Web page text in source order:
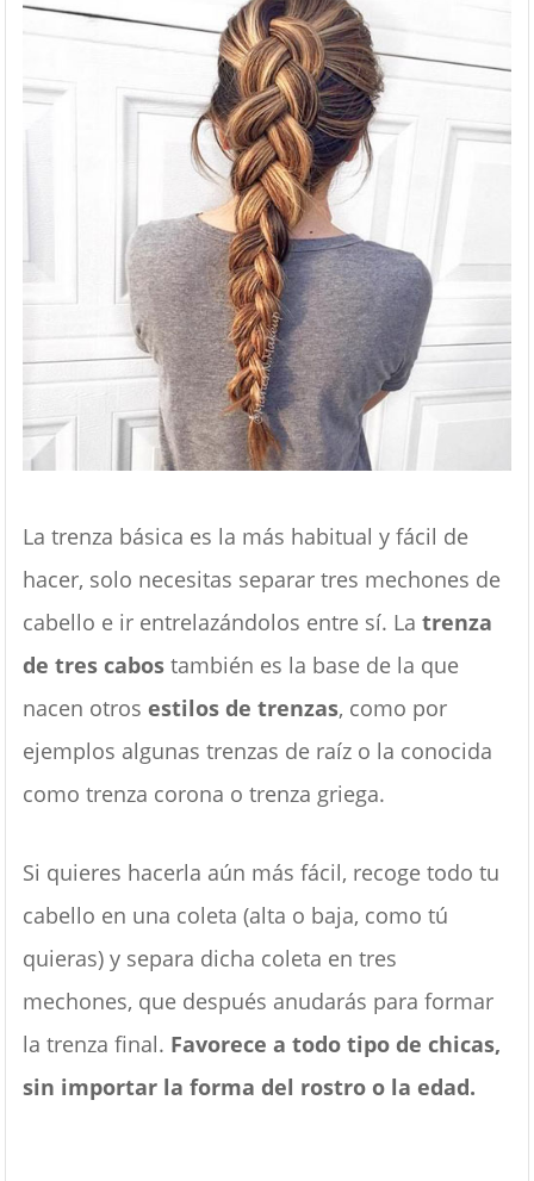
La trenza básica es la más habitual y fácil de
hacer, solo necesitas separar tres mechones de
cabello e ir entrelazándolos entre sí. La trenza
de tres cabostambién es la base de la que
nacen otros estilos de trenzas, como por
ejemplos algunas trenzas de raíz o la conocida
como trenza corona o trenza griega.
Si quieres hacerla aún más fácil, recoge todo tu
cabello en una coleta (alta o baja, como tú
quieras) y separa dicha coleta en tres
mechones, que después anudarás para formar
la trenza final. Favorece a todo tipo de chicas,
sin importar la forma del rostro o la edad.